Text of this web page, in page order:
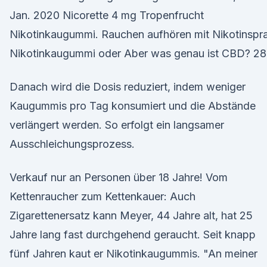
Jan. 2020 Nicorette 4 mg Tropenfrucht
Nikotinkaugummi. Rauchen aufhören mit
Nikotinkaugummi oder Aber was genau ist CBD?
Danach wird die Dosis reduziert, indem weniger
Kaugummis pro Tag konsumiert und die Abstände
verlängert werden. So erfolgt ein langsamer
Ausschleichungsprozess.
Verkauf nur an Personen über 18 Jahre! Vom
Kettenraucher zum Kettenkauer: Auch
Zigarettenersatz kann Meyer, 44 Jahre alt, hat 25
Jahre lang fast durchgehend geraucht. Seit knapp
fünf Jahren kaut er Nikotinkaugummis. "An meiner